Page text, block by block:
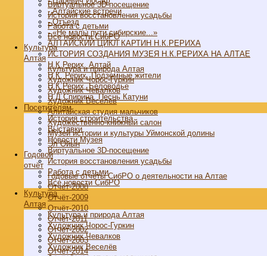
Виртуальное 3D-посещение
История восстановления усадьбы
Работа с детьми
Все новости СибРО
Культура
Алтая
Культура и природа Алтая
Художник Чорос-Гуркин
Художник Чевалков
Художник Веселёв
Алитайская студия мальчиков
Художественно-книжный салон
Музей истории и культуры Уймонской долины
Эл Ойын
Годовой
отчёт
Годовые отчёты СибРО о деятельности на Алтае
Отчёт-2008
Отчёт-2009
Отчёт-2010
Отчёт-2011
Отчёт-2002
Отчёт-2003
Отчёт-2014
- Алтайские встречи
- Отъезд
- «Не малы пути сибирские...»
АЛТАЙСКИЙ ЦИКЛ КАРТИН Н.К.РЕРИХА
ИСТОРИЯ СОЗДАНИЯ МУЗЕЯ Н.К.РЕРИХА НА АЛТАЕ
Н.К.Рерих. Алтай
Н.К. Рерих. Подземные жители
Н.К.Рерих. Беловодье
Н.Д.Спирина. Песнь Катуни
Посетителям
История строительства
Выставки
Новости Музея
Виртуальное 3D-посещение
История восстановления усадьбы
Работа с детьми
Все новости СибРО
Культура
Алтая
Культура и природа Алтая
Художник Чорос-Гуркин
Художник Чевалков
Художник Веселёв